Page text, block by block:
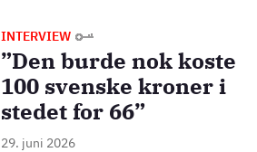
INTERVIEW
”Den burde nok koste
100 svenske kroner i
stedet for 66”
29. juni 2026